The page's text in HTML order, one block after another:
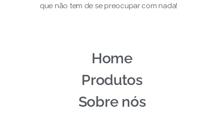
que não tem de se preocupar com nada!
Home
Produtos
Sobre nós